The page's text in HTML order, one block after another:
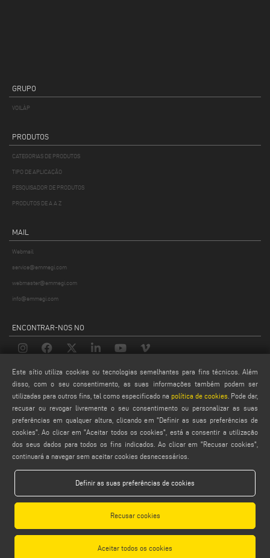
GRUPO
VOILÀP
PRODUTOS
CATEGORIAS DE PRODUTOS
TIPO DE APLICAÇÃO
PESQUISADOR DE PRODUTOS
PRODUTOS DE A A Z
MAIL
Webmail
service@emmegi.com
webmaster@emmegi.com
info@emmegi.com
ENCONTRAR-NOS NO
PRIVACY POLICY
COOKIE POLICY
GENERAL TERMS AND CONDITIONS
CONFIGURAÇÕES DE COOKIES
Emmegi S.p.a. - Via Archimede, 10 - 41019 - Limidi di Soliera (MO) - ITALY -
Este sítio utiliza cookies ou tecnologias semelhantes para fins técnicos. Além
disso, com o seu consentimento, as suas informações também podem ser
utilizadas para outros fins, tal como especificado na política de cookies . Pode dar,
recusar ou revogar livremente o seu consentimento ou personalizar as suas
preferências em qualquer altura, clicando em "Definir as suas preferências de
cookies". Ao clicar em "Aceitar todos os cookies", está a consentir a utilização
dos seus dados para todos os fins indicados. Ao clicar em "Recusar cookies",
continuará a navegar sem aceitar cookies desnecessários.
Definir as suas preferências de cookies
Recusar cookies
Aceitar todos os cookies